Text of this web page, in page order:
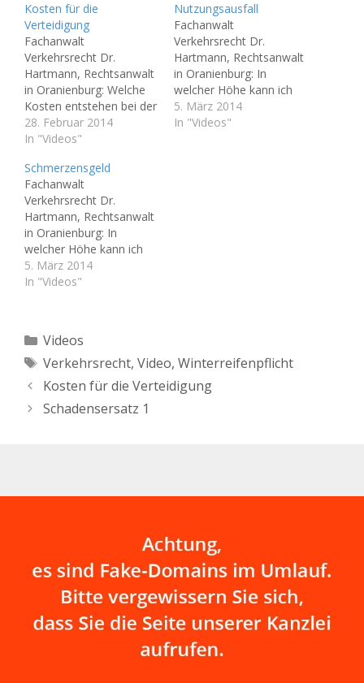
Kosten für die
Verteidigung
Fachanwalt
Verkehrsrecht Dr.
Hartmann, Rechtsanwalt
in Oranienburg: Welche
Kosten entstehen bei der
Verteidigung im
Verkehrsrecht und wer
Informationen hier auf
der Website oder unter
Telefon Nr. 03301-
536300 (Oranienburg) «
zurück zur Video-
Übersicht
28. Februar 2014
In "Videos"
Nutzungsausfall
Fachanwalt
Verkehrsrecht Dr.
Hartmann, Rechtsanwalt
in Oranienburg: In
welcher Höhe kann ich
nach einem
Verkehrsunfall
5. März 2014
In "Videos"
Schmerzensgeld
Fachanwalt
Verkehrsrecht Dr.
Hartmann, Rechtsanwalt
in Oranienburg: In
welcher Höhe kann ich
nach einem
Verkehrsunfall
der Website oder unter
Telefon Nr. 03301-
536300 (Oranienburg) «
zurück zur Video-
Übersicht
5. März 2014
In "Videos"
Kategorien
Videos
Schlagwörter
Verkehrsrecht, Video, Winterreifenpflicht
Kosten für die Verteidigung
Schadensersatz 1